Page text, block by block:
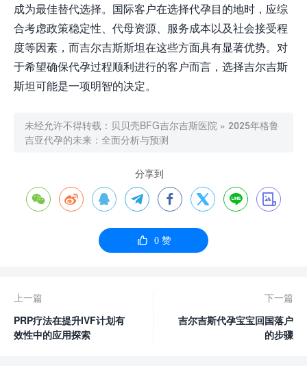
成为最佳替代选择。国际客户在选择代孕目的地时，应综
合考虑政策稳定性、代母资源、服务成本以及社会接受程
度等因素，而吉尔吉斯斯坦在这些方面具有显著优势。对
于希望确保代孕过程顺利进行的客户而言，选择吉尔吉斯
斯坦可能是一项明智的决定。
未经允许不得转载： 贝贝壳BFG吉尔吉斯医院 » 2025年格鲁
吉亚代孕的未来：全面分析与预测
分享到
       
 0赞
上一篇
PRP疗法在提升IVF计划有
效性中的应用探索
下一篇
吉尔吉斯代孕宝宝回国落户
的步骤